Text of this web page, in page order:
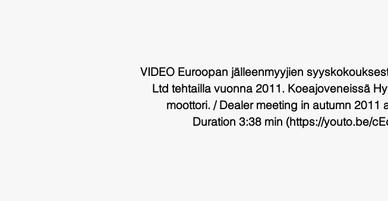
VIDEO Euroopan jälleenmyyjien
Ltd tehtailla vuonna 2011. Koeajoveneissä
moottori. / Dealer meeting in autumn 2011
Duration 3:38 min (https://youto.be/